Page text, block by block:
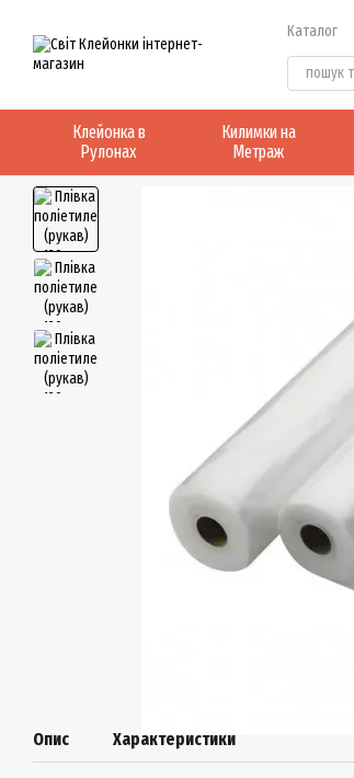
Каталог
Клейонка в
Рулонах
Килимки на
Метраж
Опис Характеристики